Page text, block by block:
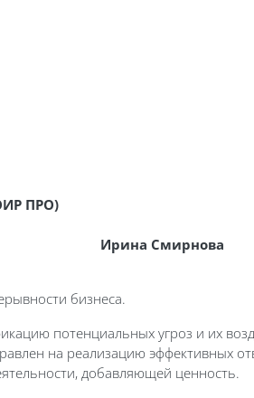
ПРО)
Ирина Смирнова
бизнеса.
потенциальных угроз и их
на реализацию эффективных
добавляющей ценность.